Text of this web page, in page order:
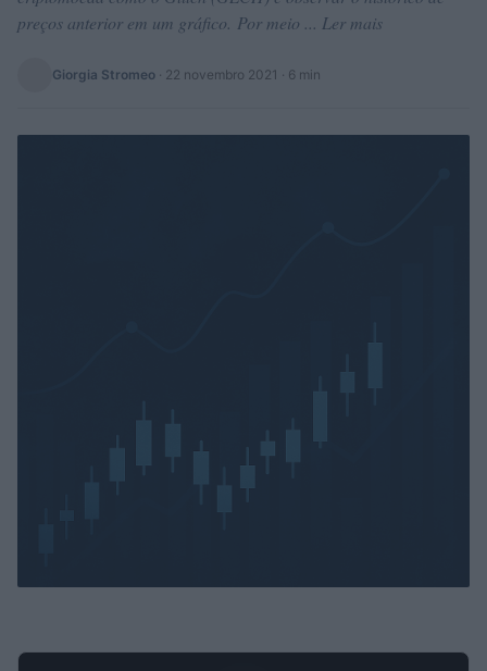
preços anterior em um gráfico. Por meio ... Ler mais
Giorgia Stromeo · 22 novembro 2021 · 6 min